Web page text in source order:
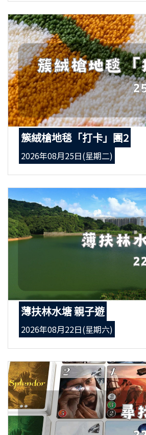
簇絨槍地毯「打卡」團2
2026年08月25日(星期二)
薄扶林水塘 親子遊
2026年08月22日(星期六)